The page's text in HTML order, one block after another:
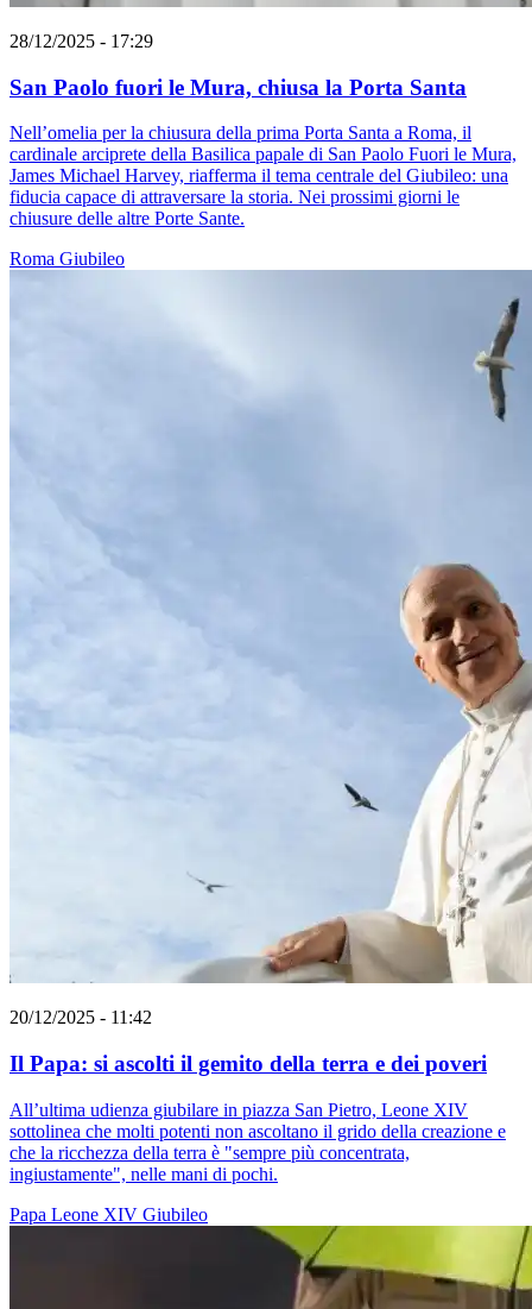
28/12/2025 - 17:29
San Paolo fuori le Mura, chiusa la Porta Santa
Nell’omelia per la chiusura della prima Porta Santa a Roma, il
cardinale arciprete della Basilica papale di San Paolo Fuori le Mura,
James Michael Harvey, riafferma il tema centrale del Giubileo: una
fiducia capace di attraversare la storia. Nei prossimi giorni le
chiusure delle altre Porte Sante.
Roma Giubileo
20/12/2025 - 11:42
Il Papa: si ascolti il gemito della terra e dei poveri
All’ultima udienza giubilare in piazza San Pietro, Leone XIV
sottolinea che molti potenti non ascoltano il grido della creazione e
che la ricchezza della terra è "sempre più concentrata,
ingiustamente", nelle mani di pochi.
Papa Leone XIV Giubileo